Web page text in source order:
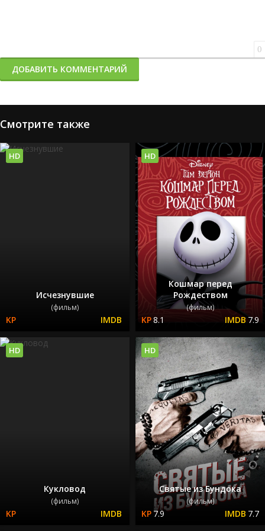
0
ДОБАВИТЬ КОММЕНТАРИЙ
Смотрите также
Исчезнувшие
(фильм)
HD
Кошмар перед
Рождеством
(фильм)
8.1 7.9
HD
Кукловод
(фильм)
HD
Святые из Бундока
(фильм)
7.9 7.7
HD